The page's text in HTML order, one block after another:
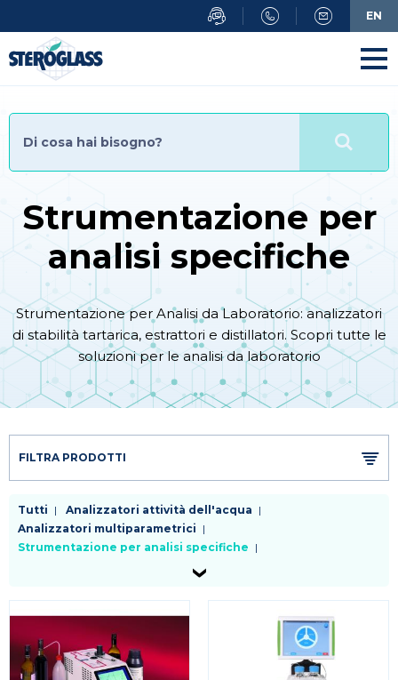
al
contenuto
principale
Strumentazione per
analisi specifiche
Strumentazione per Analisi da Laboratorio: analizzatori
di stabilità tartarica, estrattori e distillatori. Scopri tutte le
soluzioni per le analisi da laboratorio
FILTRA PRODOTTI
Tutti
Analizzatori attività dell'acqua
Analizzatori multiparametrici
Strumentazione per analisi specifiche
EN